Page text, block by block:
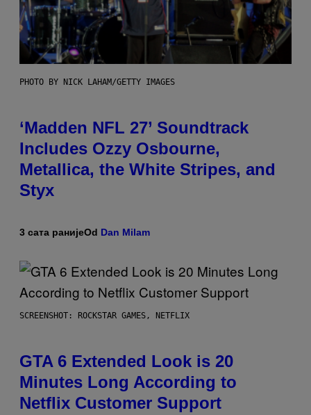
PHOTO BY NICK LAHAM/GETTY IMAGES
‘Madden NFL 27’ Soundtrack
Includes Ozzy Osbourne,
Metallica, the White Stripes, and
Styx
3 сата ранијеOd Dan Milam
SCREENSHOT: ROCKSTAR GAMES, NETFLIX
GTA 6 Extended Look is 20
Minutes Long According to
Netflix Customer Support